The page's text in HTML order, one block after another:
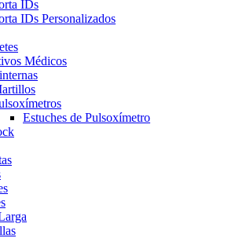
IDs
IDs Personalizados
Médicos
Estuches de Pulsoxímetro